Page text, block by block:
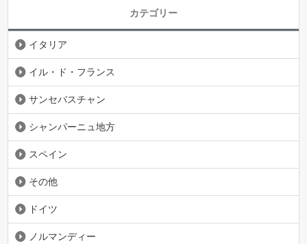
カテゴリー
イタリア
イル・ド・フランス
サンセバスチャン
シャンパーニュ地方
スペイン
その他
ドイツ
ノルマンディー